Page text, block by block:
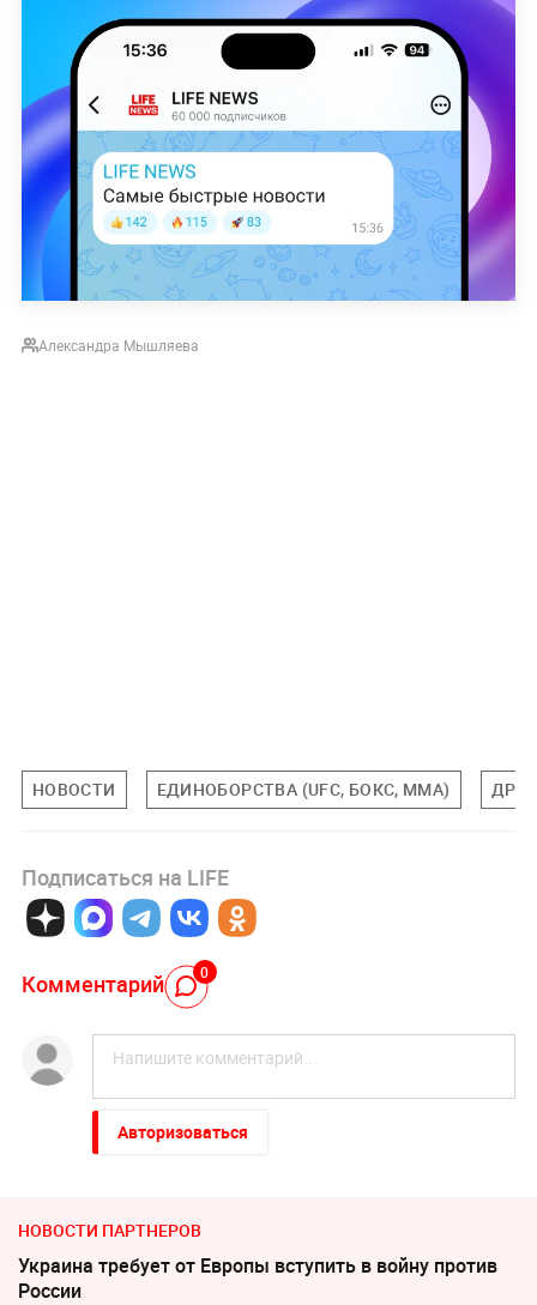
Александра Мышляева
НОВОСТИ ЕДИНОБОРСТВА (UFC, БОКС, MMA)
Подписаться на LIFE
Комментарий 0
Авторизоваться
НОВОСТИ ПАРТНЕРОВ
Украина требует от Европы вступить в войну против
России